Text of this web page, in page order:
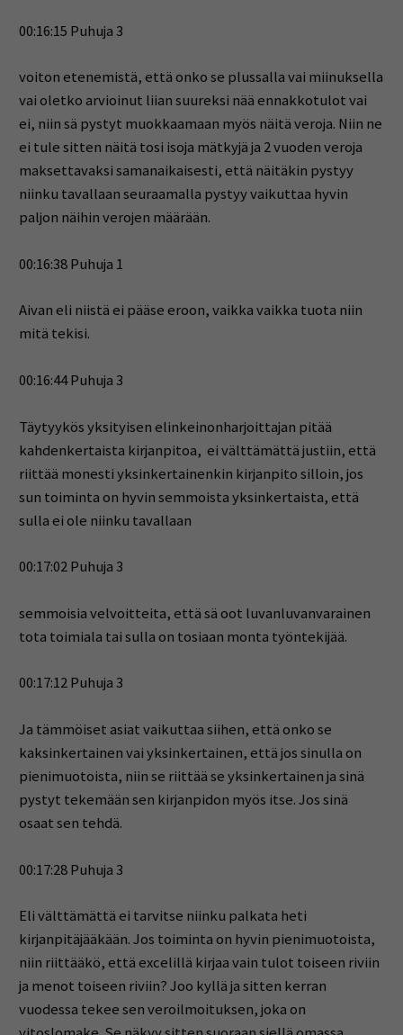
00:16:15 Puhuja 3
voiton etenemistä, että onko se plussalla vai miinuksella
vai oletko arvioinut liian suureksi nää ennakkotulot vai
ei, niin sä pystyt muokkaamaan myös näitä veroja. Niin ne
ei tule sitten näitä tosi isoja mätkyjä ja 2 vuoden veroja
maksettavaksi samanaikaisesti, että näitäkin pystyy
niinku tavallaan seuraamalla pystyy vaikuttaa hyvin
paljon näihin verojen määrään.
00:16:38 Puhuja 1
Aivan eli niistä ei pääse eroon, vaikka vaikka tuota niin
mitä tekisi.
00:16:44 Puhuja 3
Täytyykös yksityisen elinkeinonharjoittajan pitää
kahdenkertaista kirjanpitoa, ei välttämättä justiin, että
riittää monesti yksinkertainenkin kirjanpito silloin, jos
sun toiminta on hyvin semmoista yksinkertaista, että
sulla ei ole niinku tavallaan
00:17:02 Puhuja 3
semmoisia velvoitteita, että sä oot luvanluvanvarainen
tota toimiala tai sulla on tosiaan monta työntekijää.
00:17:12 Puhuja 3
Ja tämmöiset asiat vaikuttaa siihen, että onko se
kaksinkertainen vai yksinkertainen, että jos sinulla on
pienimuotoista, niin se riittää se yksinkertainen ja sinä
pystyt tekemään sen kirjanpidon myös itse. Jos sinä
osaat sen tehdä.
00:17:28 Puhuja 3
Eli välttämättä ei tarvitse niinku palkata heti
kirjanpitäjääkään. Jos toiminta on hyvin pienimuotoista,
niin riittääkö, että excelillä kirjaa vain tulot toiseen riviin
ja menot toiseen riviin? Joo kyllä ja sitten kerran
vuodessa tekee sen veroilmoituksen, joka on